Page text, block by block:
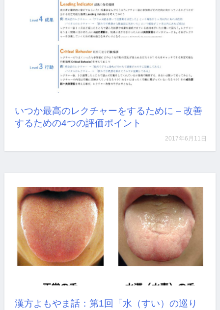
いつか最高のレクチャーをするために – 改善
するための4つの評価ポイント
2017年6月11日
漢方では、“気”“血（けつ）”“水（すい）”という3つ
の…
漢方よもやま話：第1回「水（すい）の巡り
研修医として教えられる立場でやっていたかと思う
と、…